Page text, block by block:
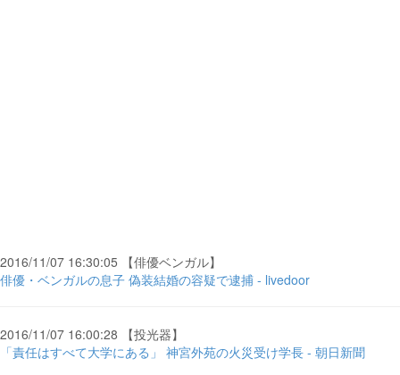
2016/11/07 16:30:05 【俳優ベンガル】
俳優・ベンガルの息子 偽装結婚の容疑で逮捕 - livedoor
2016/11/07 16:00:28 【投光器】
「責任はすべて大学にある」 神宮外苑の火災受け学長 - 朝日新聞